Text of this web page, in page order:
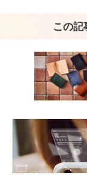
この記